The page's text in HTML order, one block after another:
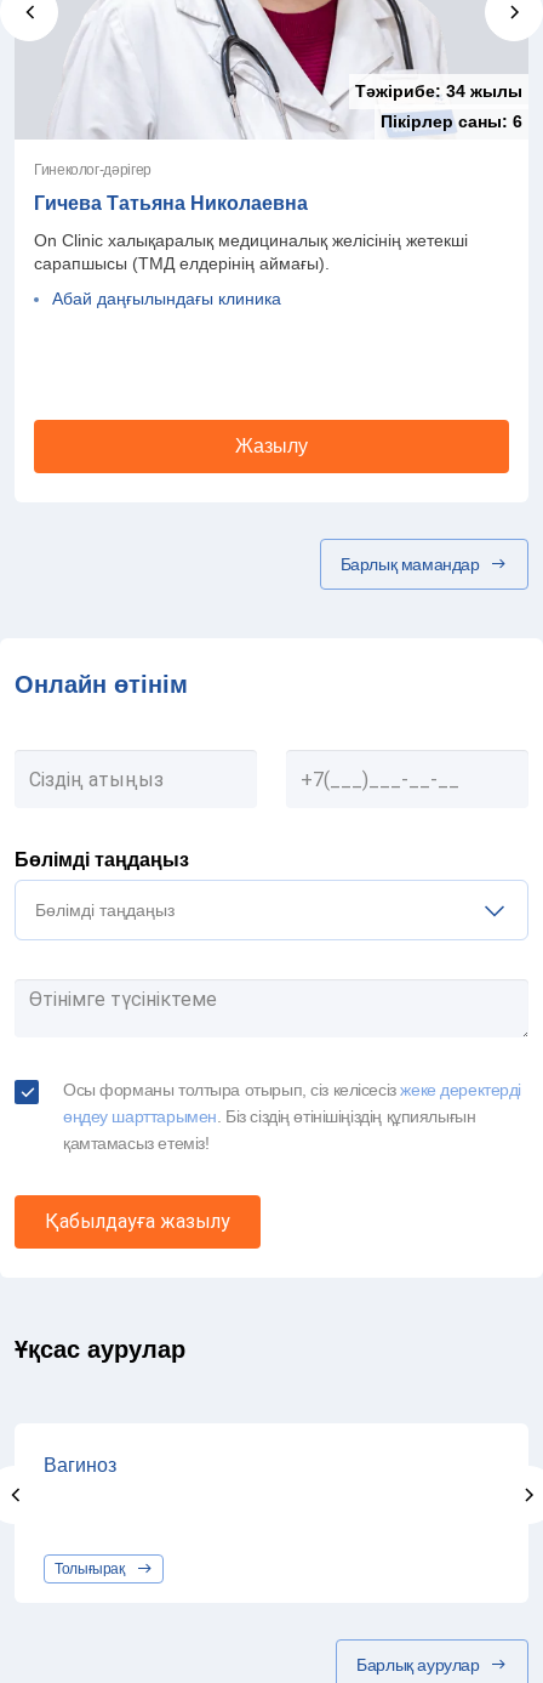
Тәжірибе:34 жылы
Пікірлер саны: 6
Гинеколог-дәрігер
Гичева Татьяна Николаевна
On Clinic халықаралық медициналық желісінің жетекші
сарапшысы (ТМД елдерінің аймағы).
Абай даңғылындағы клиника
Жазылу
Барлық мамандар
Онлайн өтінім
Бөлімді таңдаңыз
Бөлімді таңдаңыз
Осы форманы толтыра отырып, сіз келісесізжеке деректерді
өңдеу шарттарымен. Біз сіздің өтінішіңіздің құпиялығын
қамтамасыз етеміз!
Қабылдауға жазылу
Ұқсас аурулар
Вагиноз
Толығырақ
Барлық аурулар